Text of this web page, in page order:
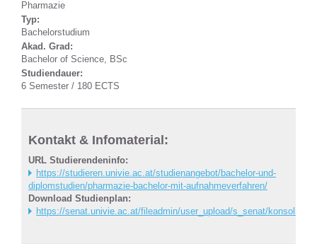
Pharmazie
Typ:
Bachelorstudium
Akad. Grad:
Bachelor of Science, BSc
Studiendauer:
6 Semester / 180 ECTS
Kontakt & Infomaterial:
URL Studierendeninfo:
https://studieren.univie.ac.at/studienangebot/bachelor-und-
diplomstudien/pharmazie-bachelor-mit-aufnahmeverfahren/
Download Studienplan:
https://senat.univie.ac.at/fileadmin/user_upload/s_senat/